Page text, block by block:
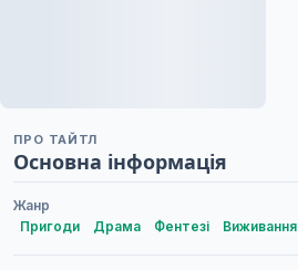
ПРО ТАЙТЛ
Основна інформація
Жанр
Пригоди
Драма Фентезі Виживання